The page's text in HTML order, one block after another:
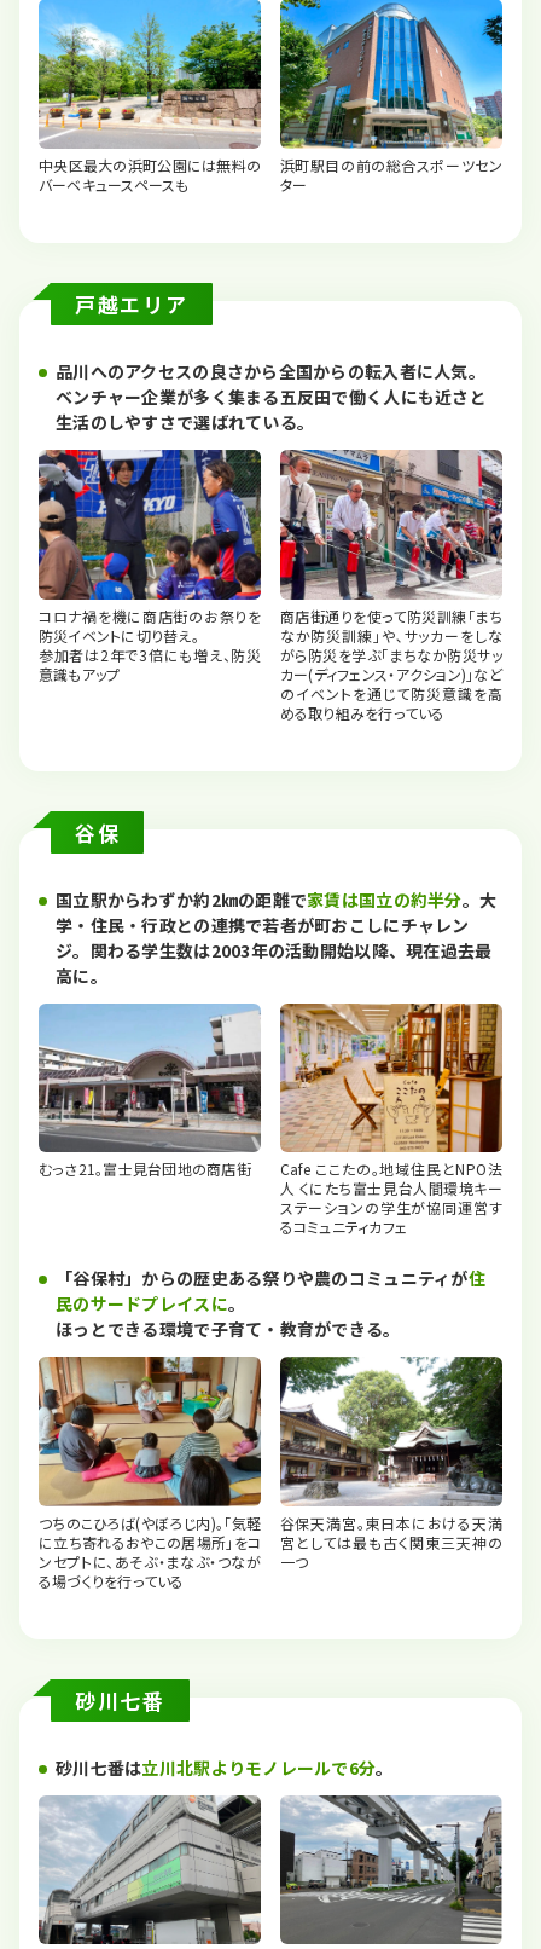
中央区最大の浜町公園には無料の
バーベキュースペースも
浜町駅目の前の総合スポーツセン
ター
戸越エリア
品川へのアクセスの良さから全国からの転入者に人気。
ベンチャー企業が多く集まる五反田で働く人にも近さと
生活のしやすさで選ばれている。
コロナ禍を機に商店街のお祭りを
防災イベントに切り替え。
参加者は2年で3倍にも増え、防災
意識もアップ
商店街通りを使って防災訓練｢まち
なか防災訓練｣や､サッカーをしな
がら防災を学ぶ｢まちなか防災サッ
カー(ディフェンス・アクション)｣など
のイベントを通じて防災意識を高
める取り組みを行っている
谷保
国立駅からわずか約2㎞の距離で家賃は国立の約半分。大
学・住民・行政との連携で若者が町おこしにチャレン
ジ。関わる学生数は2003年の活動開始以降、現在過去最
高に。
むっさ21。富士見台団地の商店街
Cafe ここたの。地域住民とNPO法
人 くにたち富士見台人間環境キー
ステーションの学生が協同運営す
るコミュニティカフェ
「谷保村」からの歴史ある祭りや農のコミュニティが住
民のサードプレイスに。
ほっとできる環境で子育て・教育ができる。
つちのこひろば(やぼろじ内)｡｢気軽
に立ち寄れるおやこの居場所｣をコ
ンセプトに、あそぶ・まなぶ・つなが
る場づくりを行っている
谷保天満宮。東日本における天満
宮としては最も古く関東三天神の
一つ
砂川七番
砂川七番は立川北駅よりモノレールで6分。